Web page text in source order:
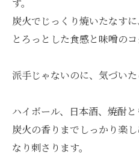
炭火でじっくり焼いたなすに
とろっとした食感と味噌のコ
派手じゃないのに、気づいた
ハイボール、日本酒、焼酎と
炭火の香りまでしっかり楽
なり刺さります。